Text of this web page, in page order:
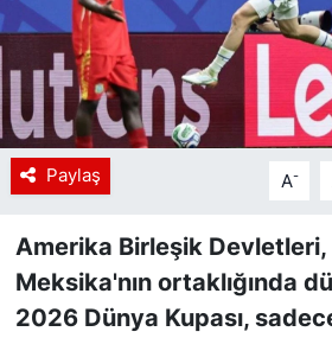
Paylaş A-
Amerika Birleşik Devletleri,
Meksika'nın ortaklığında
2026 Dünya Kupası,
Haberde insan
Tanıtım